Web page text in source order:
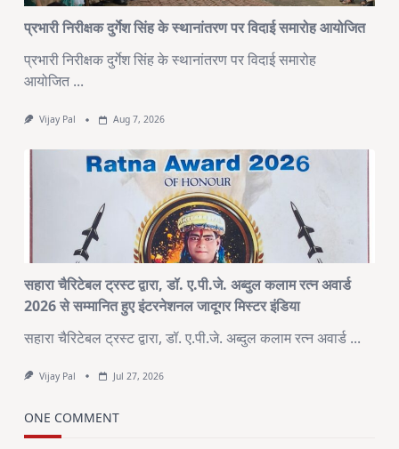
प्रभारी निरीक्षक दुर्गेश सिंह के स्थानांतरण पर विदाई समारोह आयोजित
प्रभारी निरीक्षक दुर्गेश सिंह के स्थानांतरण पर विदाई समारोह
आयोजित ...
Vijay Pal Aug 7, 2026
सहारा चैरिटेबल ट्रस्ट द्वारा, डॉ. ए.पी.जे. अब्दुल कलाम रत्न अवार्ड
2026 से सम्मानित हुए इंटरनेशनल जादूगर मिस्टर इंडिया
सहारा चैरिटेबल ट्रस्ट द्वारा, डॉ. ए.पी.जे. अब्दुल कलाम रत्न अवार्ड ...
Vijay Pal Jul 27, 2026
ONE COMMENT